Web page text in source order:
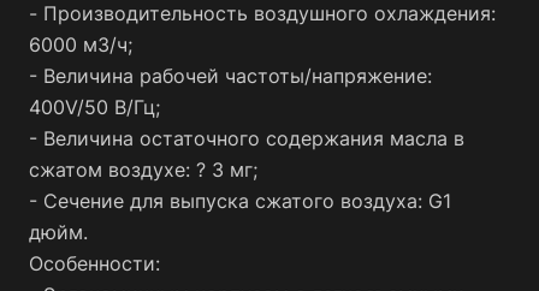
- Производительность воздушного охлаждения:
6000 м3/ч;
- Величина рабочей частоты/напряжение:
400V/50 В/Гц;
- Величина остаточного содержания масла в
сжатом воздухе: ? 3 мг;
- Сечение для выпуска сжатого воздуха: G1
дюйм.
Особенности: